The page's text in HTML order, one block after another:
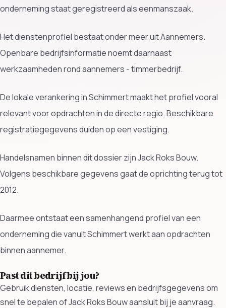
onderneming staat geregistreerd als eenmanszaak.
Het dienstenprofiel bestaat onder meer uit Aannemers.
Openbare bedrijfsinformatie noemt daarnaast
werkzaamheden rond aannemers - timmerbedrijf.
De lokale verankering in Schimmert maakt het profiel vooral
relevant voor opdrachten in de directe regio. Beschikbare
registratiegegevens duiden op een vestiging.
Handelsnamen binnen dit dossier zijn Jack Roks Bouw.
Volgens beschikbare gegevens gaat de oprichting terug tot
2012.
Daarmee ontstaat een samenhangend profiel van een
onderneming die vanuit Schimmert werkt aan opdrachten
binnen aannemer.
Past dit bedrijf bij jou?
Gebruik diensten, locatie, reviews en bedrijfsgegevens om
snel te bepalen of Jack Roks Bouw aansluit bij je aanvraag.